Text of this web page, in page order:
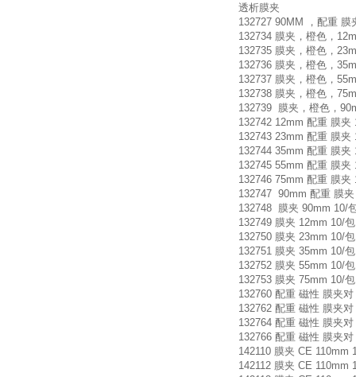
透析膜夹
132727 90MM ，配重
132734 膜夹，橙色，
132735 膜夹，橙色，
132736 膜夹，橙色，
132737 膜夹，橙色，
132738 膜夹，橙色，
132739 膜夹，橙色，
132742 12mm 配重 膜
132743 23mm 配重 膜
132744 35mm 配重 膜
132745 55mm 配重 膜
132746 75mm 配重 膜
132747 90mm 配重 膜
132748 膜夹 90mm 10/
132749 膜夹 12mm 10/
132750 膜夹 23mm 10/
132751 膜夹 35mm 10/
132752 膜夹 55mm 10/
132753 膜夹 75mm 10/
132760 配重 磁性 膜夹
132762 配重 磁性 膜夹
132764 配重 磁性 膜夹
132766 配重 磁性 膜夹
142110 膜夹 CE 110mm
142112 膜夹 CE 110mm